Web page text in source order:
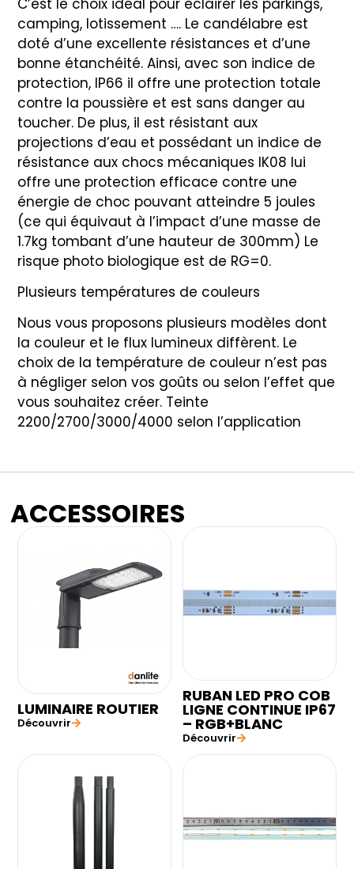
camping, lotissement …. Le candélabre est
doté d’une excellente résistances et d’une
bonne étanchéité. Ainsi, avec son indice de
protection, IP66 il offre une protection totale
contre la poussière et est sans danger au
toucher. De plus, il est résistant aux
projections d’eau et possédant un indice de
résistance aux chocs mécaniques IK08 lui
offre une protection efficace contre une
énergie de choc pouvant atteindre 5 joules
(ce qui équivaut à l’impact d’une masse de
1.7kg tombant d’une hauteur de 300mm) Le
risque photo biologique est de RG=0.
Plusieurs températures de couleurs
Nous vous proposons plusieurs modèles dont
la couleur et le flux lumineux diffèrent. Le
choix de la température de couleur n’est pas
à négliger selon vos goûts ou selon l’effet que
vous souhaitez créer. Teinte
2200/2700/3000/4000 selon l’application
ACCESSOIRES
LUMINAIRE ROUTIER
Découvrir
RUBAN LED PRO COB
LIGNE CONTINUE IP67
– RGB+BLANC
Découvrir